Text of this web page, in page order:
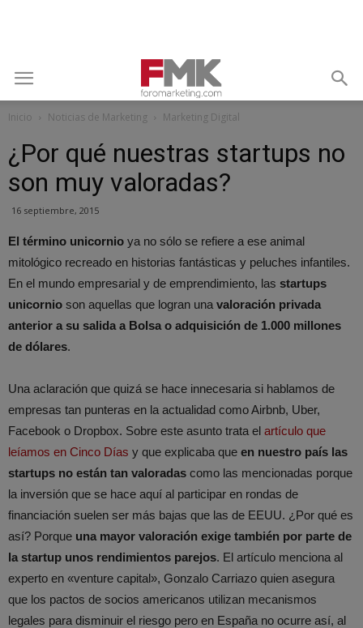
Inicio Noticias de Marketing Marketing Digital
¿Por qué nuestras startups no
son muy valoradas?
16 septiembre, 2015
El término unicornio ya no sólo se refiere a ese animal
mitológico recreado en historias fantásticas y peluches infantiles.
En el mundo empresarial y de emprendimiento, las startups
unicornio son aquellas que logran una valoración privada
anterior a su salida a Bolsa o adquisición de 1.000 millones
de dólares.
Una aclaración que quizá se hace innecesaria si hablamos de
empresas tan punteras en la actualidad como Airbnb, Uber,
Facebook o Dropbox. Sobre este asunto trata el artículo que
leíamos en Cinco Días y que explicaba que en nuestro país las
startups no están tan valoradas como las mencionadas porque
la inversión que se hace aquí al participar en rondas de
financiación suelen ser más bajas que las de EEUU. ¿Por qué es
así? Porque una mayor valoración exige también por parte de
la startup unos rendimientos parejos. El artículo menciona al
experto en «venture capital», Gonzalo Carriazo quien asegura
que los pactos de socios americanos utilizan mecanismos
legales para disminuir el riesgo pero en España no ocurre así, al